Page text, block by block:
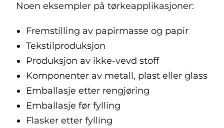
Noen eksempler på tørkeapplikasjoner:
Fremstilling av papirmasse og papir
Tekstilproduksjon
Produksjon av ikke-vevd stoff
Komponenter av metall, plast eller glass
Emballasje etter rengjøring
Emballasje før fylling
Flasker etter fylling